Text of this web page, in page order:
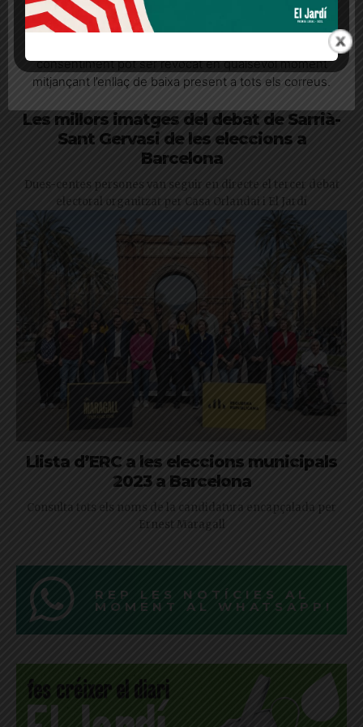
Les millors imatges del debat de Sarrià-
Sant Gervasi de les eleccions a
Barcelona
Dues-centes persones van seguir en directe el tercer debat
electoral organitzat per Casa Orlandai i El Jardí
Llista d’ERC a les eleccions municipals
2023 a Barcelona
Consulta tots els noms de la candidatura encapçalada per
Ernest Maragall
REP LES NOTÍCIES AL
MOMENT AL WHATSAPP!
Quan l’usuari crea un compte al Diari el Jardí, dona el
seu consentiment explícit per rebre comunicacions
consentiment pot ser revocat en qualsevol moment
mitjançant l’enllaç de baixa present a tots els correus.